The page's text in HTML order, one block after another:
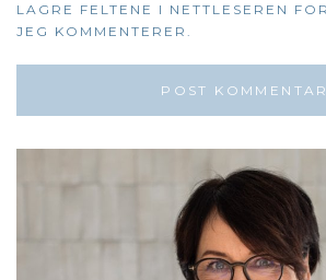
LAGRE FELTENE I NETTLESEREN
JEG KOMMENTERER.